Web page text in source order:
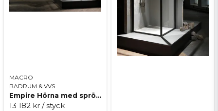
MACRO
BADRUM & VVS
Empire Hörna med spröjs
13 182 kr / styck